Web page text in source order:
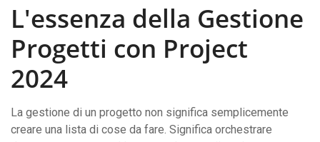
L'essenza della Gestione
Progetti con Project
2024
La gestione di un progetto non significa semplicemente
creare una lista di cose da fare. Significa orchestrare